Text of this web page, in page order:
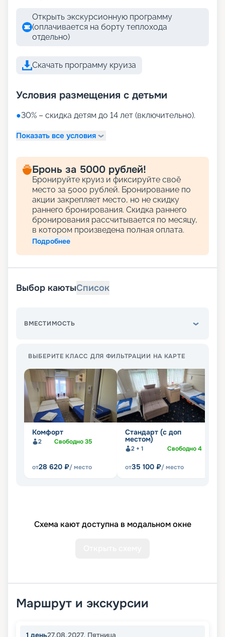
Открыть экскурсионную программу
(оплачивается на борту теплохода
отдельно)
Скачать программу круиза
Условия размещения с детьми
●30% – скидка детям до 14 лет (включительно).
Показать все условия
Бронь за 5000 рублей!
Бронируйте круиз и фиксируйте своё
место за 5000 рублей. Бронирование по
акции закрепляет место, но не скидку
раннего бронирования. Скидка раннего
бронирования рассчитывается по месяцу,
в котором произведена полная оплата.
Подробнее
Выбор каютыСписок
ВМЕСТИМОСТЬ
ВЫБЕРИТЕ КЛАСС ДЛЯ ФИЛЬТРАЦИИ НА КАРТЕ
Комфорт
2 Свободно35
от28 620 ₽/ место
Стандарт (с доп
местом)
2 + 1 Свободно4
от35 100 ₽/ место
Схема кают доступна в модальном окне
Маршрут и экскурсии
1 день27.08.2027, Пятница